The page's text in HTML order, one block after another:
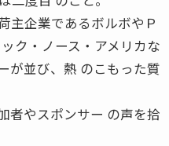
主企業であるボルボやＰ
ク・ノース・アメリカな
が並び、熱 のこもった質
者やスポンサー の声を拾